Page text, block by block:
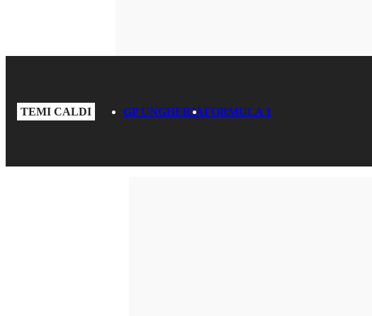
TEMI CALDI GP UNGHERIAFORMULA 1